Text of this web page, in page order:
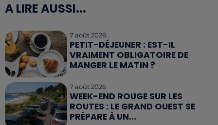
A LIRE AUSSI...
7 août 2026
PETIT-DÉJEUNER : EST-IL
VRAIMENT OBLIGATOIRE DE
MANGER LE MATIN ?
7 août 2026
WEEK-END ROUGE SUR LES
ROUTES : LE GRAND OUEST SE
PRÉPARE À UN...